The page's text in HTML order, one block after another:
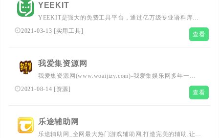
YEEKIT
YEEKIT是强大的免费工具平台，通过亿万级专业语料库和
大数据技术为用户提供机器翻译、CAT辅助翻译、语料管
理、YEEKIT网页翻译、多语字幕制作翻译软件——字幕
2021-03-13 [实用工具] 查看
我爱集资源网
我爱集资源网(www.woaijizy.com)-我爱集娱乐网多年一直
努力专注免费分享QQ技术娱乐、软件、游戏辅助、热门活
动等优志网络资源,坚持分享网络技术资源,努力为各位网友
2021-08-14 [资源] 查看
乐途辅助网
乐途辅助网_全网最大热门游戏辅助网,打造完美的辅助,让你